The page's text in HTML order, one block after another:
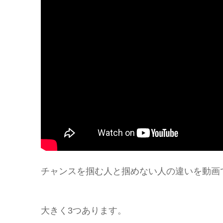
チャンスを掴む人と掴めない人の違いを動画
大きく3つあります。